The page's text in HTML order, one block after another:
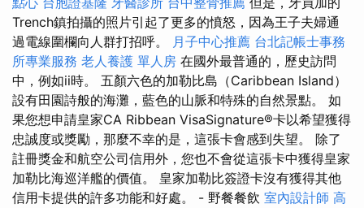
Trench鎮拍攝的照片引起了更多的憤怒，因為王子夫婦通
過電線圍欄向人群打招呼。 月子中心推薦 台北記帳士事務
所專業服務 老人養護 單人房 在國外最普通的，歷史訪問
中，例如ii時。 五顏六色的加勒比島（Caribbean Island）
設有田園詩般的海灘，藍色的山脈和特殊的自然景點。 如
果您想申請皇家CA Ribbean VisaSignature®卡以希望獲得
忠誠度或獎勵，那麼不幸的是，這張卡會感到失望。 除了
註冊獎金和航空公司信用外，您也不會從這張卡中獲得皇家
加勒比海巡洋艦的價值。 皇家加勒比簽證卡沒有獲得其他
信用卡提供的許多功能和好處。 - 野餐餐飲 室內設計師 高